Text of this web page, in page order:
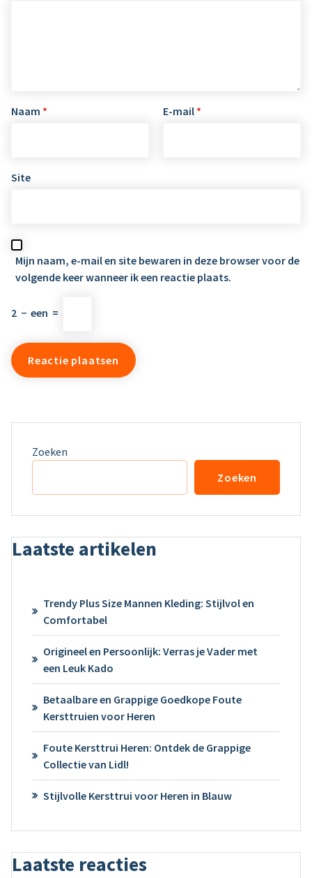
Naam * E-mail *
Site
Mijn naam, e-mail en site bewaren in deze browser voor de
volgende keer wanneer ik een reactie plaats.
2 − een =
Zoeken
Zoeken
Laatste artikelen
Trendy Plus Size Mannen Kleding: Stijlvol en
Comfortabel
Origineel en Persoonlijk: Verras je Vader met
een Leuk Kado
Betaalbare en Grappige Goedkope Foute
Kersttruien voor Heren
Foute Kersttrui Heren: Ontdek de Grappige
Collectie van Lidl!
Stijlvolle Kersttrui voor Heren in Blauw
Laatste reacties